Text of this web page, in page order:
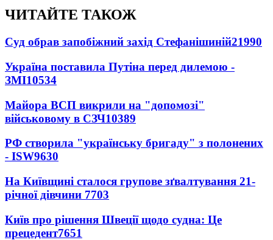
ЧИТАЙТЕ ТАКОЖ
Суд обрав запобіжний захід Стефанішиній21990
Україна поставила Путіна перед дилемою -
ЗМІ10534
Майора ВСП викрили на "допомозі"
військовому в СЗЧ10389
РФ створила "українську бригаду" з полонених
- ISW9630
На Київщині сталося групове зґвалтування 21-
річної дівчини 7703
Київ про рішення Швеції щодо судна: Це
прецедент7651